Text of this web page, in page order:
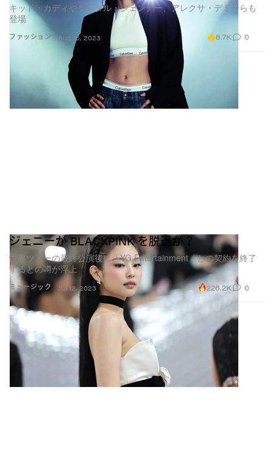
ファッション
キッド・カディやケンダル・ジェンナー、アレクサ・デミーらも
登場
Aug 15, 2023 8.7K 0
ミュージック
ジェニーが BLACKPINK を脱退か？
世界ツアーの最終公演後に「YG Entertainment」との契約を終了
するとの噂が浮上
Jul 12, 2023 226.2K 0